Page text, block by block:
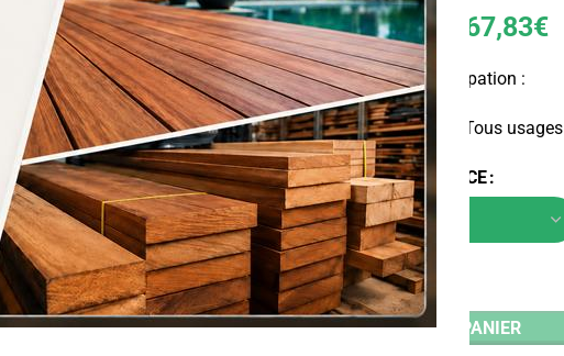
16,42€ – 167,83€
Dont éco-participation :
Traitement Coritrait’ Tous usages
CONTENANCE
AJOUTER AU PANIER